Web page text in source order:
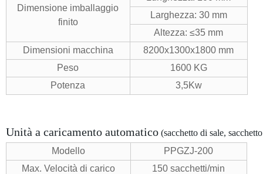
Dimensione imballaggio
finito
Larghezza: 30 mm
Altezza: ≤35 mm
Dimensioni macchina
8200x1300x1800 mm
Peso
1600 KG
Potenza
3,5Kw
Unità a caricamento automatico(sacchetto di sale,
Modello
PPGZJ-200
Max. Velocità di carico
150 sacchetti/min